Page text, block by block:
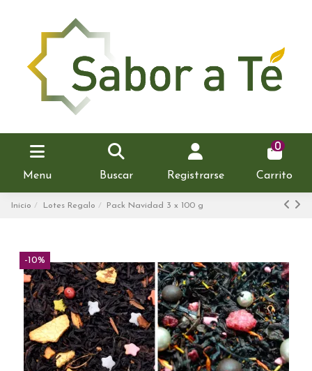
Menu Buscar Registrarse
0
Carrito
Inicio Lotes Regalo Pack Navidad 3 x 100 g
-10%